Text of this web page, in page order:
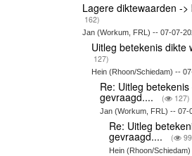
Lagere diktewaarden -
162)
Jan (Workum, FRL) -- 07-07-
Uitleg betekenis dikte
127)
Hein (Rhoon/Schiedam) --
Re: Uitleg
gevraagd.... ( 127)
Jan (Workum, FRL) -- 07-
Re: Uitleg
gevraagd.... (
Hein (Rhoon/